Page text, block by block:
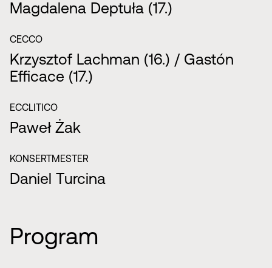
Magdalena Deptuła (17.)
CECCO
Krzysztof Lachman (16.) / Gastón
Efficace (17.)
ECCLITICO
Paweł Żak
KONSERTMESTER
Daniel Turcina
Program